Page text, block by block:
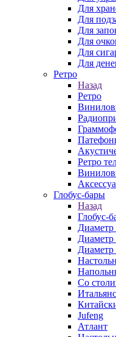
Для
Для
Для
Для
Для
Для
Ретро
Назад
Ретро
Ретро
Глобус-бары
Назад
Глобус-
Диаметр
Диаметр
Диаметр
Со
Jufeng
Атлант